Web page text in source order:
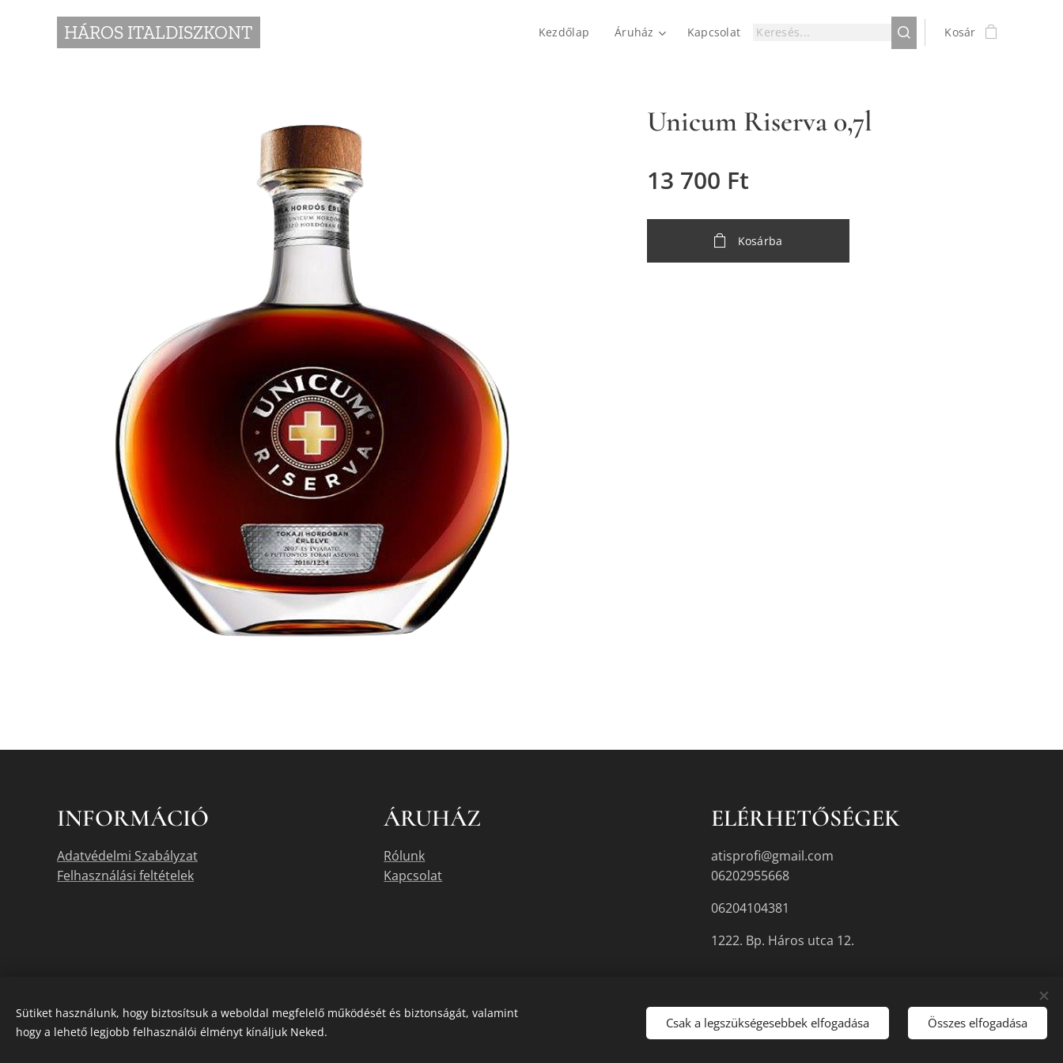
HÁROS ITALDISZKONT Kezdőlap Áruház Kapcsolat Kosár
Unicum Riserva 0,7l
13 700 Ft
Kosárba
INFORMÁCIÓ
Adatvédelmi Szabályzat
Felhasználási feltételek
ÁRUHÁZ
Rólunk
Kapcsolat
ELÉRHETŐSÉGEK
atisprofi@gmail.com
06202955668
06204104381
1222. Bp. Háros utca 12.
A termékek aktuális készletéről érdeklődjön az üzletben, vagy a megadott elérhetőségek egyikén. Sütik
Sütiket használunk, hogy biztosítsuk a weboldal megfelelő működését és biztonságát, valamint
hogy a lehető legjobb felhasználói élményt kínáljuk Neked.
Csak a legszükségesebbek elfogadása Összes elfogadása